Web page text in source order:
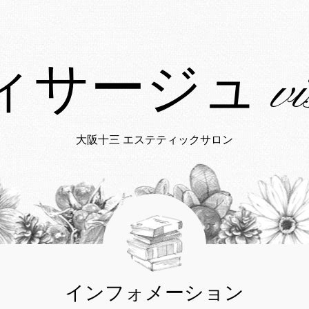
サージュ
大阪十三 エステティックサロン
インフォメーション